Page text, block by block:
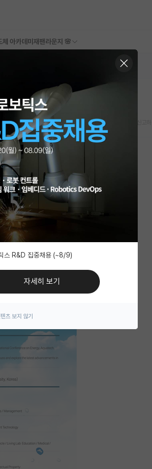
체 아카데미 재팬라운지 🌸
and Sustainability (ICEAS)
스 R&D 집중채용 (~8/9)
자세히 보기
츠 보지 않기